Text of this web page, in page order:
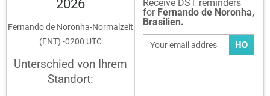
2026
Fernando de Noronha-Normalzeit
(FNT) -0200 UTC
Unterschied von Ihrem
Standort:
Receive DST reminders
for Fernando de Noronha,
Brasilien.
HO